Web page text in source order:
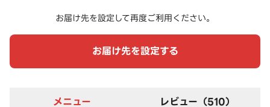
お届け先を設定して再度ご利用ください。
お届け先を設定する
メニュー レビュー（510）